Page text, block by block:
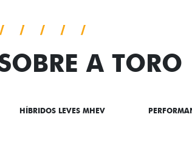
A TORO
HÍBRIDOS LEVES MHEV